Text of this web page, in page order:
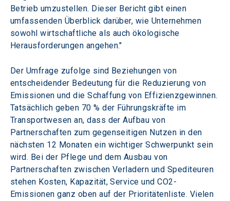
Betrieb umzustellen. Dieser Bericht gibt einen
umfassenden Überblick darüber, wie Unternehmen
sowohl wirtschaftliche als auch ökologische
Herausforderungen angehen."
Der Umfrage zufolge sind Beziehungen von
entscheidender Bedeutung für die Reduzierung von
Emissionen und die Schaffung von Effizienzgewinnen.
Tatsächlich geben 70 % der Führungskräfte im
Transportwesen an, dass der Aufbau von
Partnerschaften zum gegenseitigen Nutzen in den
nächsten 12 Monaten ein wichtiger Schwerpunkt sein
wird. Bei der Pflege und dem Ausbau von
Partnerschaften zwischen Verladern und Spediteuren
stehen Kosten, Kapazität, Service und CO2-
Emissionen ganz oben auf der Prioritätenliste. Vielen